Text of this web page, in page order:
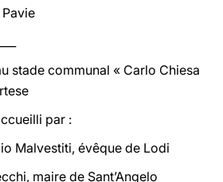
stade communal « Carlo Chiesa
par :
Malvestiti, évêque de Lodi
maire de Sant’Angelo